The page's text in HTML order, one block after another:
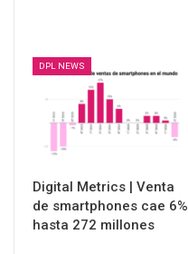
DPL NEWS
Digital Metrics | Venta
de smartphones cae 6%
hasta 272 millones